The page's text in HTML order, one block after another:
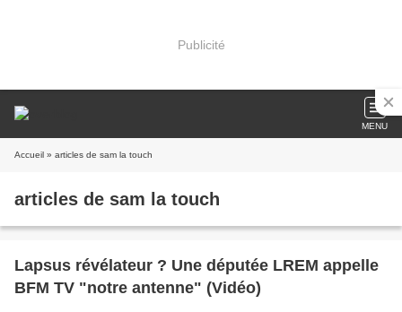
Publicité
MENU
Accueil » articles de sam la touch
articles de sam la touch
Lapsus révélateur ? Une députée LREM appelle
BFM TV "notre antenne" (Vidéo)